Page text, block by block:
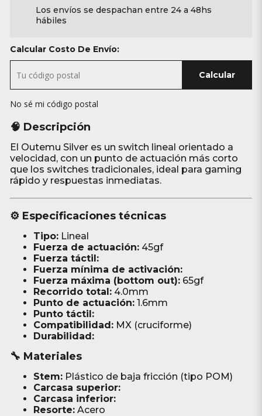
Los envíos se despachan entre 24 a 48hs
hábiles
Calcular Costo De Envío:
Calcular
No sé mi código postal
🧠 Descripción
El Outemu Silver es un switch lineal orientado a
velocidad, con un punto de actuación más corto
que los switches tradicionales, ideal para gaming
rápido y respuestas inmediatas.
⚙️ Especificaciones técnicas
Tipo:Lineal
Fuerza de actuación:45gf
Fuerza táctil:
Fuerza mínima de activación:
Fuerza máxima (bottom out):65gf
Recorrido total:4.0mm
Punto de actuación:1.6mm
Punto táctil:
Compatibilidad:MX (cruciforme)
Durabilidad:
🔧 Materiales
Stem:Plástico de baja fricción (tipo POM)
Carcasa superior:
Carcasa inferior:
Resorte:Acero